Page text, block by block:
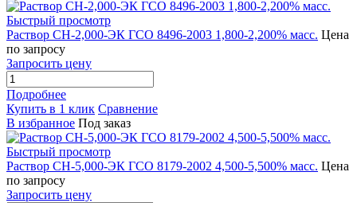
Быстрый просмотр
Раствор СН-2,000-ЭК ГСО 8496-2003 1,800-2,200% масс. Цена
по запросу
Запросить цену
Подробнее
Купить в 1 клик Сравнение
В избранное Под заказ
Быстрый просмотр
Раствор СН-5,000-ЭК ГСО 8179-2002 4,500-5,500% масс. Цена
по запросу
Запросить цену